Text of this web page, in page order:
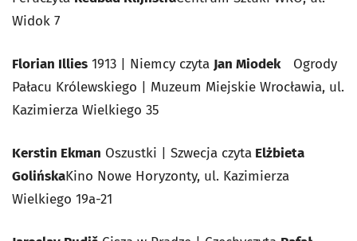
Widok 7
Florian Illies 1913 | Niemcy czyta Jan Miodek Ogrody
Pałacu Królewskiego | Muzeum Miejskie Wrocławia, ul.
Kazimierza Wielkiego 35
Kerstin Ekman Oszustki | Szwecja czyta Elżbieta
GolińskaKino Nowe Horyzonty, ul. Kazimierza
Wielkiego 19a-21